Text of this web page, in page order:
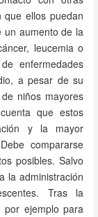
ellos puedan
un aumento de la
leucemia o
enfermedades
a pesar de su
niños mayores
que estos
y la mayor
compararse
posibles. Salvo
la administración
Tras la
por ejemplo para